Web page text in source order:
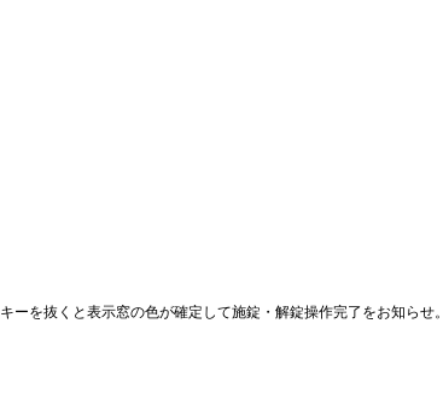
キーを抜くと表示窓の色が確定して施錠・解錠操作完了をお知らせ。